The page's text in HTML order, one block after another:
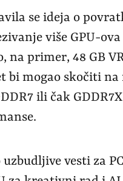
se ideja o
više GPU-
na primer, 48 GB
bi mogao skočiti na
ili čak
uzbudljive vesti za